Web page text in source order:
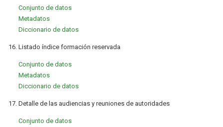
Conjunto de datos
Metadatos
Diccionario de datos
16. Listado índice formación reservada
Conjunto de datos
Metadatos
Diccionario de datos
17. Detalle de las audiencias y reuniones de autoridades
Conjunto de datos